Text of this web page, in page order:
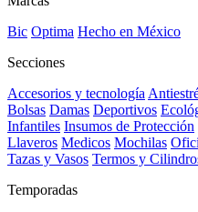
Bic Optima Hecho en México
Secciones
Accesorios y tecnología
Bolsas Damas Deportivos
Infantiles Insumos de Protección
Llaveros Medicos Mochilas
Tazas y Vasos Termos y
Temporadas